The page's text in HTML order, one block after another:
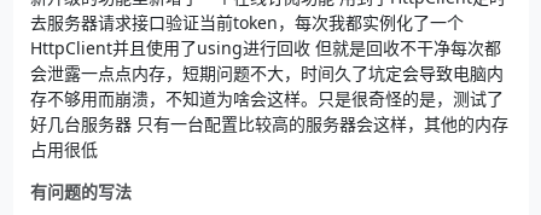
去服务器请求接口验证当前token，每次我都实例化了一个
HttpClient并且使用了using进行回收 但就是回收不干净每次都
会泄露一点点内存，短期问题不大，时间久了坑定会导致电脑内
存不够用而崩溃，不知道为啥会这样。只是很奇怪的是，测试了
好几台服务器 只有一台配置比较高的服务器会这样，其他的内存
占用很低
有问题的写法